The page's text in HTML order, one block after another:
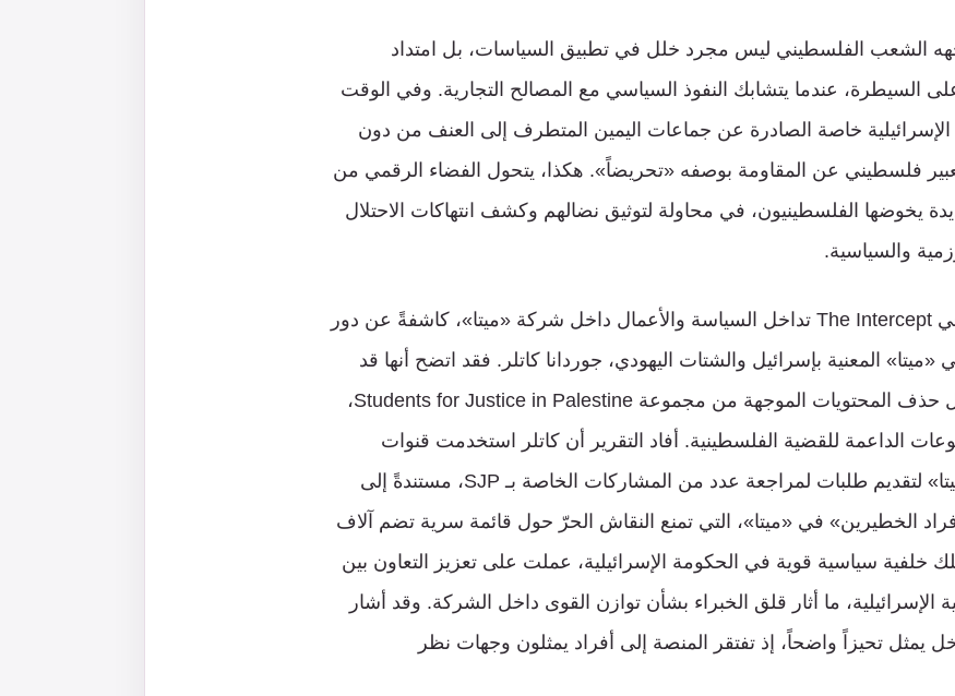
الشعب الفلسطيني ليس مجرد خلل في تطبيق السياسات، بل امتداد
السيطرة، عندما يتشابك النفوذ السياسي مع المصالح التجارية. وفي الوقت
الإسرائيلية خاصة الصادرة عن جماعات اليمين المتطرف إلى العنف من دون
فلسطيني عن المقاومة بوصفه «تحريضاً». هكذا، يتحول الفضاء الرقمي من
يخوضها الفلسطينيون، في محاولة لتوثيق نضالهم وكشف انتهاكات الاحتلال
والسياسية.
تناولت المقالة الأخيرة في The Intercept تداخل السياسة والأعمال داخل شركة «ميتا»، كاشفةً عن دور
المعنية بإسرائيل والشتات اليهودي، جوردانا كاتلر. فقد اتضح أنها قد
مارست ضغوطاً من أجل حذف المحتويات الموجهة من مجموعة Students for Justice in Palestine،
الداعمة للقضية الفلسطينية. أفاد التقرير أن كاتلر استخدمت قنوات
التصعيد الداخلية في «ميتا» لتقديم طلبات لمراجعة عدد من المشاركات الخاصة بـ SJP، مستندةً إلى
الخطيرين» في «ميتا»، التي تمنع النقاش الحرّ حول قائمة سرية تضم آلاف
خلفية سياسية قوية في الحكومة الإسرائيلية، عملت على تعزيز التعاون بين
الإسرائيلية، ما أثار قلق الخبراء بشأن توازن القوى داخل الشركة. وقد أشار
يمثل تحيزاً واضحاً، إذ تفتقر المنصة إلى أفراد يمثلون وجهات نظر